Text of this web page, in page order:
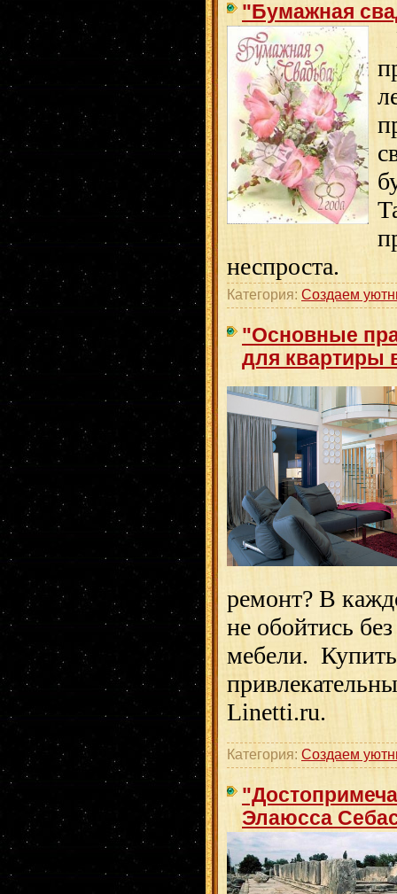
"Бумажная
неспроста.
Категория: Создаем
"Основные
для квартиры
ремонт? В
не обойтись
мебели.
Linetti.ru.
Категория: Создаем
Элаюсса